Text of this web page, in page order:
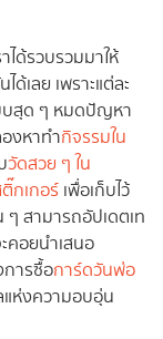
ด้รวบรวมมาให้
เลย เพราะแต่ละ
บสุด ๆ หมดปัญหา
งหาทำกิจรรมใน
วัดสวย ๆ ใน
กเกอร์ เพื่อเก็บไว้
สามารถอัปเดตเท
คอยนำเสนอ
การซื้อการ์ดวันพ่อ
แห่งความอบอุ่น